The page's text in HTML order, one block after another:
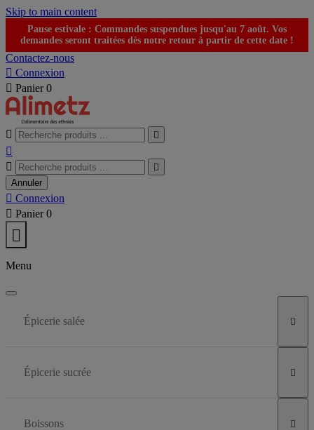
Skip to main content
Pause estivale : Commandes suspendues jusqu'au 7 août. Vos
demandes seront traitées dès notre retour à partir de cette date !
Contactez-nous
 Connexion
 Panier 0
 



Annuler
 Connexion
 Panier 0

Menu
Épicerie salée 
Épicerie sucrée 
Boissons 